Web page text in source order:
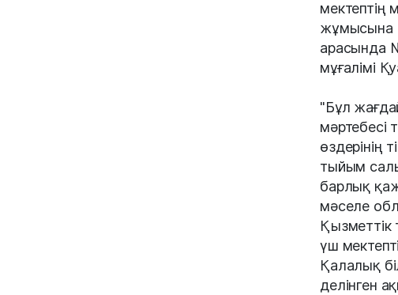
мектептің
жұмысына
арасында
мұғалімі
"Бұл
мәртебесі
өздерінің
тыйым
барлық
мәселе
Қызметтік
үш
Қалалық
делінген